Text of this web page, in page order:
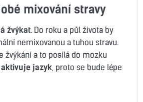
mixování stravy
žvýkat. Do roku a půl života by
nemixovanou a tuhou stravu.
žvýkání a to posílá do mozku
jazyk , proto se bude lépe